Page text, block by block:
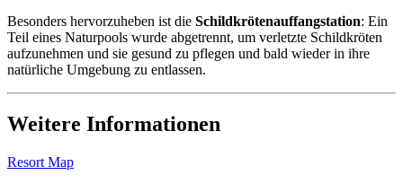
Besonders hervorzuheben ist die Schildkrötenauffangstation: Ein
Teil eines Naturpools wurde abgetrennt, um verletzte Schildkröten
aufzunehmen und sie gesund zu pflegen und bald wieder in ihre
natürliche Umgebung zu entlassen.
Weitere Informationen
Resort Map